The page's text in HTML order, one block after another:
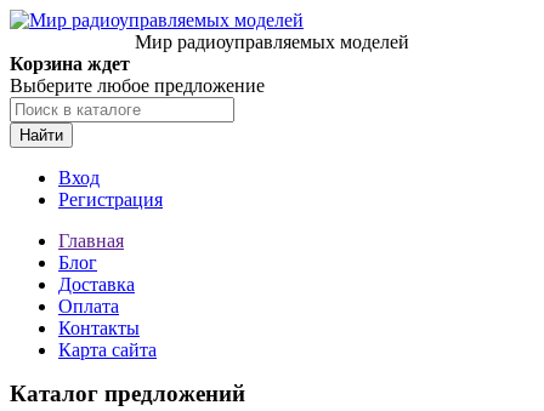
Мир радиоуправляемых моделей
Корзина ждет
Выберите любое предложение
Найти
Вход
Регистрация
Главная
Блог
Доставка
Оплата
Контакты
Карта сайта
Каталог предложений